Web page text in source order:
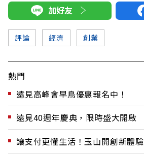
加好友
評論 經濟 創業
熱門
遠見高峰會早鳥優惠報名中！
遠見40週年慶典，限時盛大開啟
讓支付更懂生活！玉山開創新體驗